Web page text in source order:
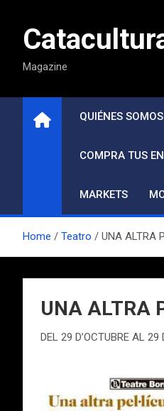
contenido
Magazine
QUIÉNES SOMOS
COMPRA TUS
MARKETS
Home Teatro UNA ALTRA
UNA ALTRA
DEL 29 D’OCTUBRE AL 29